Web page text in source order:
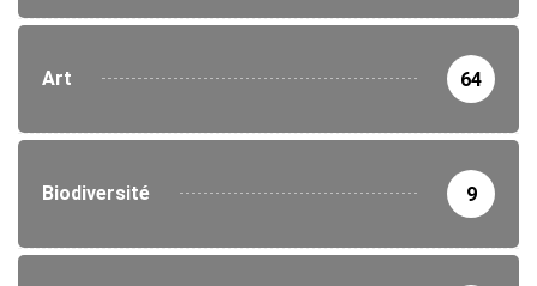
Art 64
Biodiversité 9